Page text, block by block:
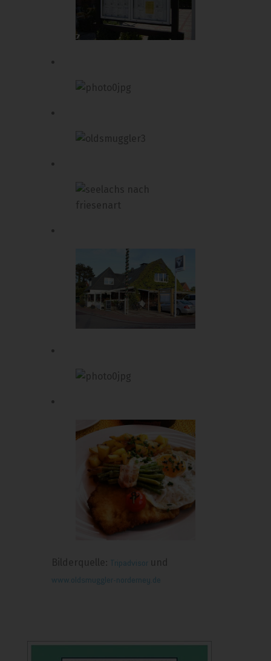
Bilderquelle: Tripadvisorund
www.oldsmuggler-norderney.de